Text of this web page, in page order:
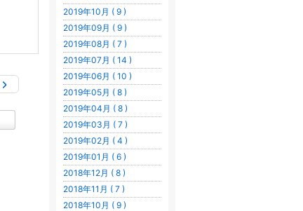
2019年10月 ( 9 )
2019年09月 ( 9 )
2019年08月 ( 7 )
2019年07月 ( 14 )
2019年06月 ( 10 )
2019年05月 ( 8 )
2019年04月 ( 8 )
2019年03月 ( 7 )
2019年02月 ( 4 )
2019年01月 ( 6 )
2018年12月 ( 8 )
2018年11月 ( 7 )
2018年10月 ( 9 )